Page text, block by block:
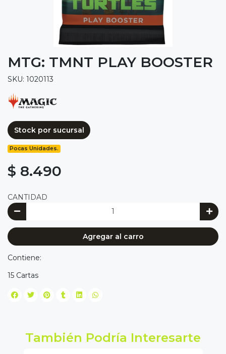
MTG: TMNT PLAY BOOSTER
SKU: 1020113
Stock por sucursal
Pocas Unidades.
$ 8.490
CANTIDAD
Agregar al carro
Contiene:
15 Cartas
También Podría Interesarte